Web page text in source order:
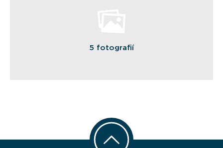
5 fotografií